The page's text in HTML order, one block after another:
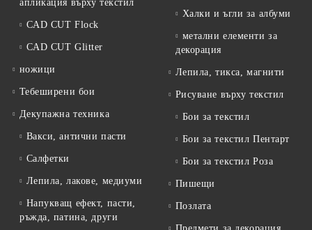
апликация върху текстил
CAD CUT Flock
CAD CUT Glitter
ножици
Тебеширени бои
Декупажна техника
Вакси, антични пасти
Салфетки
Лепила, лакове, медиуми
Напукващ ефект, пасти,
ръжда, патина, други
Халки и ъгли за албуми
метални елементи за
декорация
Лепила, тикса, магнити
Рисуване върху текстил
Бои за текстил
Бои за текстил Пентарт
Бои за текстил Роза
Пишещи
Позлата